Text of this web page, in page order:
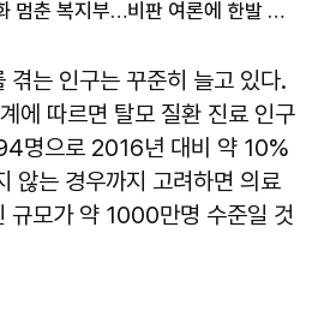
'탈모 건보 적용' 공론화 멈춘 복지부…비판 여론에 한발 물러서
겪는 인구는 꾸준히 늘고 있다.
에 따르면 탈모 질환 진료 인구
명으로 2016년 대비 약 10%
않는 경우까지 고려하면 의료
규모가 약 1000만명 수준일 것